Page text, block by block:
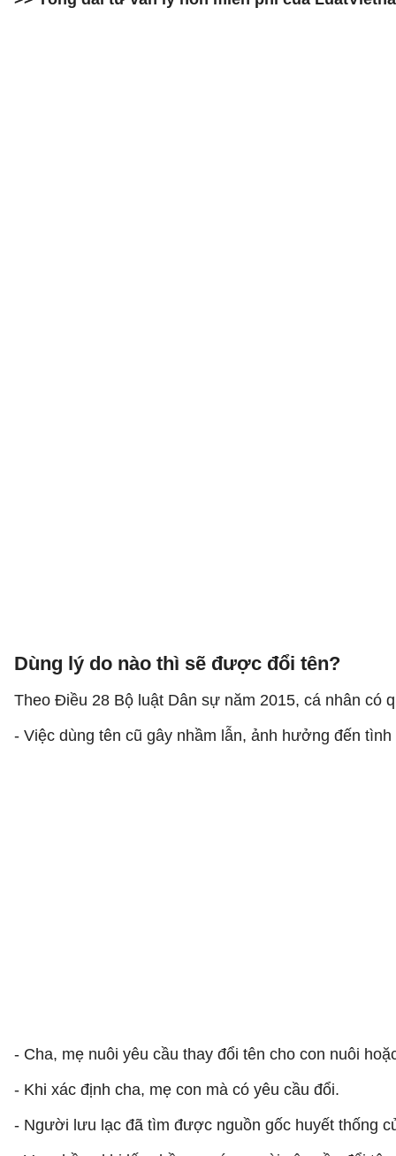
Dùng lý do nào thì sẽ được đổi tên?
Theo Điều 28 Bộ luật Dân sự năm 2015, cá nhân có
- Việc dùng tên cũ gây nhầm lẫn, ảnh hưởng đến
- Cha, mẹ nuôi yêu cầu thay đổi tên cho con nuôi
- Khi xác định cha, mẹ con mà có yêu cầu đổi.
- Người lưu lạc đã tìm được nguồn gốc huyết thống